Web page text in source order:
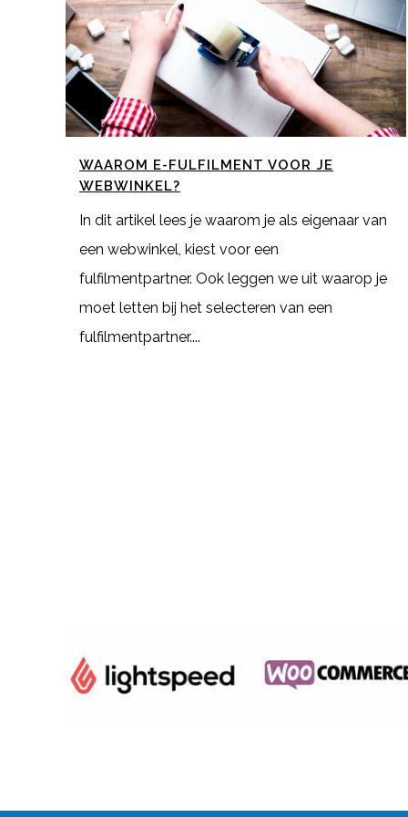
WAAROM E-FULFILMENT VOOR JE
WEBWINKEL?
In dit artikel lees je waarom je als eigenaar van
een webwinkel, kiest voor een
fulfilmentpartner. Ook leggen we uit waarop je
moet letten bij het selecteren van een
fulfilmentpartner....